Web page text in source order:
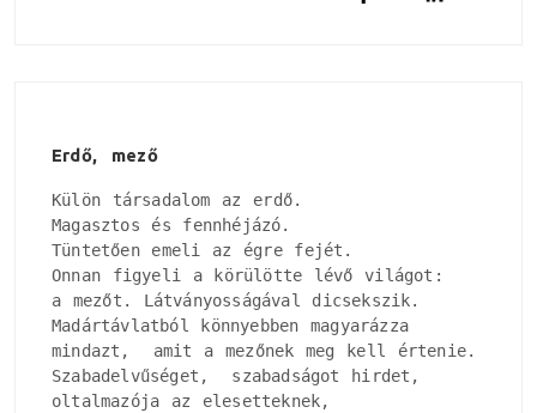
Erdő,  mező
Külön társadalom az erdő.
Magasztos és fennhéjázó.
Tüntetően emeli az égre fejét.
Onnan figyeli a körülötte lévő világot:
a mezőt. Látványosságával dicsekszik.
Madártávlatból könnyebben magyarázza
mindazt,  amit a mezőnek meg kell értenie.
Szabadelvűséget,  szabadságot hirdet,
oltalmazója az elesetteknek,